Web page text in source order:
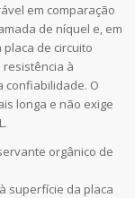
em comparação
de níquel e, em
de circuito
à
confiabilidade. O
longa e não exige
orgânico de
superfície da placa